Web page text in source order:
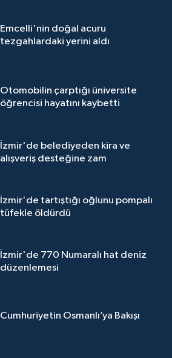
Emcelli'nin doğal acuru
tezgahlardaki yerini aldı
Otomobilin çarptığı üniversite
öğrencisi hayatını kaybetti
İzmir'de belediyeden kira ve
alışveriş desteğine zam
İzmir'de tartıştığı oğlunu pompalı
tüfekle öldürdü
İzmir'de 770 Numaralı hat deniz
düzenlemesi
Cumhuriyetin Osmanlı’ya Bakışı